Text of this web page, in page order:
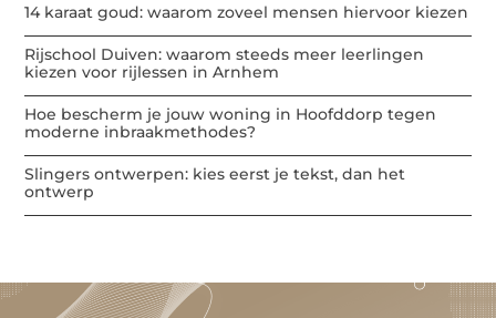
14 karaat goud: waarom zoveel mensen hiervoor kiezen
Rijschool Duiven: waarom steeds meer leerlingen
kiezen voor rijlessen in Arnhem
Hoe bescherm je jouw woning in Hoofddorp tegen
moderne inbraakmethodes?
Slingers ontwerpen: kies eerst je tekst, dan het
ontwerp